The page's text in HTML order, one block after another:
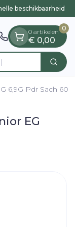
beschikbaarheid
Zoek
0 artikelen
€ 0,00
0
6,9G Pdr Sach 60
EG